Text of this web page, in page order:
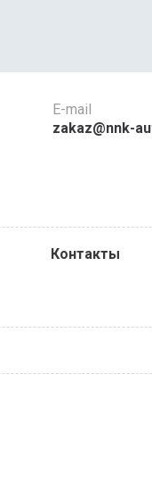
E-mail
zakaz@nnk-
Контакты